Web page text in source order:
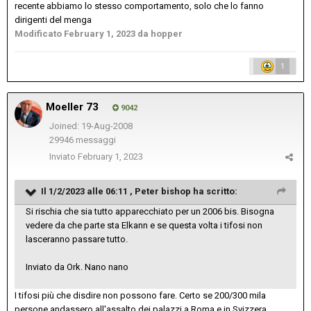
recente abbiamo lo stesso comportamento, solo che lo fanno
dirigenti del menga
Modificato February 1, 2023 da hopper
1
Moeller 73 9042
Joined: 19-Aug-2008
29946 messaggi
Inviato February 1, 2023
Il 1/2/2023 alle 06:11 , Peter bishop ha scritto:
Si rischia che sia tutto apparecchiato per un 2006 bis. Bisogna
vedere da che parte sta Elkann e se questa volta i tifosi non
lasceranno passare tutto.
Inviato da Ork. Nano nano
I tifosi più che disdire non possono fare. Certo se 200/300 mila